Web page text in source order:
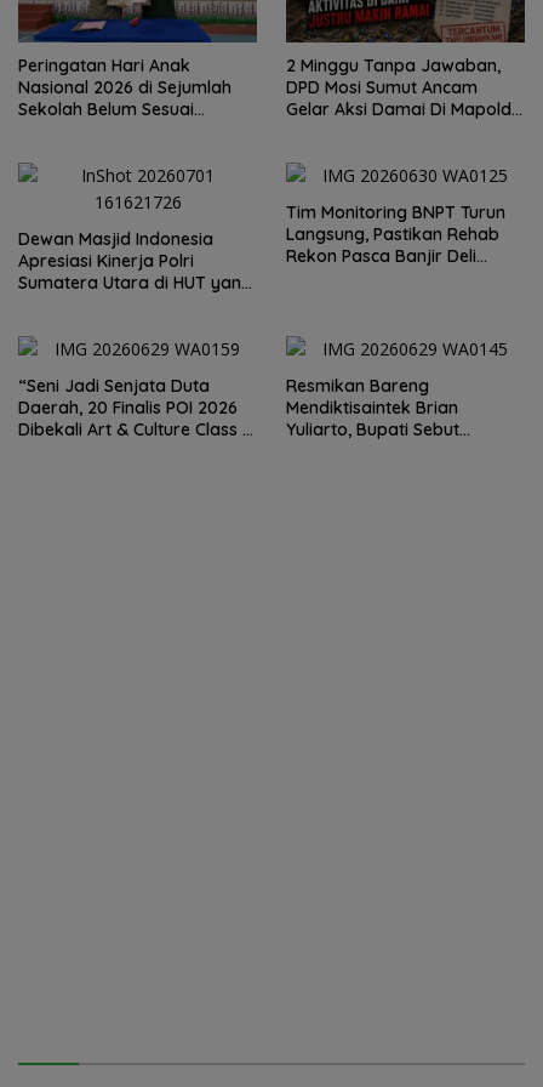
Peringatan Hari Anak
Nasional 2026 di Sejumlah
Sekolah Belum Sesuai
2 Minggu Tanpa Jawaban,
DPD Mosi Sumut Ancam
Gelar Aksi Damai Di Mapolda
Sumut Irjen Whisnu
Dewan Masjid Indonesia
Apresiasi Kinerja Polri
Sumatera Utara di HUT yang
Tim Monitoring BNPT Turun
Langsung, Pastikan Rehab
Rekon Pasca Banjir Deli
“Seni Jadi Senjata Duta
Daerah, 20 Finalis POI 2026
Dibekali Art & Culture Class di
Resmikan Bareng
Mendiktisaintek Brian
Yuliarto, Bupati Sebut